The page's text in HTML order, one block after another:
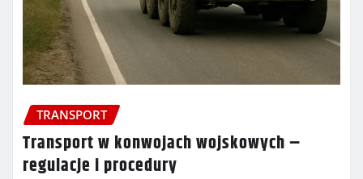
TRANSPORT
Transport w konwojach wojskowych –
regulacje i procedury